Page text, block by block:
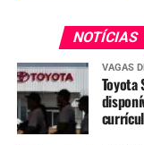
NOTÍCIAS
VAGAS
Toyota